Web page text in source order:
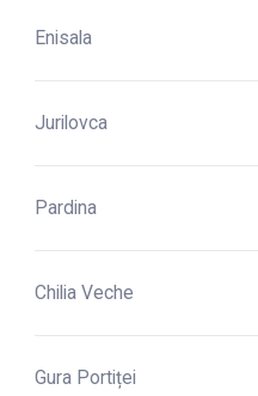
Enisala
Jurilovca
Pardina
Chilia Veche
Gura Portiței